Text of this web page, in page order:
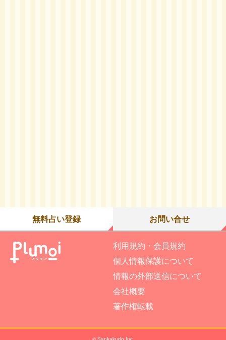
無料占い登録 お問い合せ
利用規約・会員規約
個人情報保護について
情報の外部送信について
会社概要
著作権転載